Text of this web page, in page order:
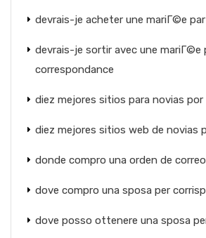
devrais-je acheter une mariГ©e
devrais-je sortir avec une mariГ©e
correspondance
diez mejores sitios para novias por
diez mejores sitios web de novias
donde compro una orden de
dove compro una sposa per
dove posso ottenere una sposa